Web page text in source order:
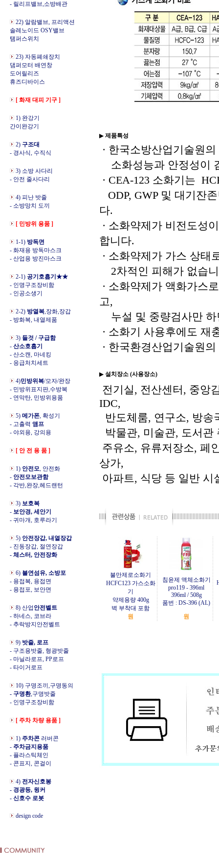
- 릴리프밸브,소방배관
22) 알람밸브, 프리액션
솔레노이드 OSY밸브
탬퍼스위치
23) 자동폐쇄장치
댐퍼모터 배연창
도어릴리즈
휴즈디바이스
[ 화재 대피 기구 ]
1) 완강기
간이완강기
2) 구조대
- 경사식, 수직식
3) 소방 사다리
- 안전 줄사다리
4) 피난 밧줄
- 소방망치 도끼
[ 민방위 용품 ]
1-1) 방독면
- 화재용 방독마스크
- 산업용 방진마스크
2-1) 공기호흡기★★
- 인명구조장비함
- 인공소생기
2-2) 방열복,장화,장갑
- 방화복, 내열제품
3) 들것 / 구급함
- 산소호흡기
- 산소캔, 마네킹
- 응급처치세트
4)민방위복/모자/완장
- 민방위표지판,수방복
- 연막탄, 민방위용품
5) 메가폰, 확성기
- 고출력 앰프
- 야외용, 강의용
[ 안 전 용 품 ]
1) 안전모, 안전화
- 안전모보관함
- 각반,완장,헤드랜턴
3) 보호복
- 보안경, 세안기
- 귀마개, 호루라기
5) 안전장갑, 내열장갑
- 진동장갑, 절연장갑
- 체스터, 안전장화
6) 불연섬유, 소방포
- 용접복, 용접면
- 용접포, 보안면
8) 산업 안전벨트
- 하네스, 코브라
- 추락방지안전벨트
9) 밧줄, 로프
- 구조용밧줄, 형광밧줄
- 마닐라로프, PP로프
- 타이거로프
10) 구명조끼,구명동의
- 구명환,구명밧줄
- 인명구조장비함
[ 주차 차량 용품 ]
1) 주차콘 러버콘
- 주차금지용품
- 플라스틱체인
- 콘표지, 콘걸이
4) 전자신호봉
- 경광등, 윙커
- 신호수 로봇
design code
▶ 제품특성
· 한국소방산업기술원
소화성능과 안정성이
· CEA-123 소화기는
ODP, GWP 및 대기잔
다.
· 소화약제가 비전도성
합니다.
· 소화약제가 가스 상태
2차적인 피해가 없습
· 소화약제가 액화가스
고,
누설 및 중량검사만 하
· 소화기 사용후에도 재
· 한국환경산업기술원
▶ 설치장소 (사용장소)
전기실, 전산센터, 중앙
IDC,
반도체룸, 연구소, 방
박물관, 미술관, 도서관
주유소, 유류저장소, 페
상가,
아파트, 식당 등 일반 시
불만제로소화기
HCFC123 가스소화
기
약제용량 400g
벽 부착대 포함
침윤제 액체소화기
pro119 - 396ml
396ml / 508g
품번 : DS-396 (AL)
원 원